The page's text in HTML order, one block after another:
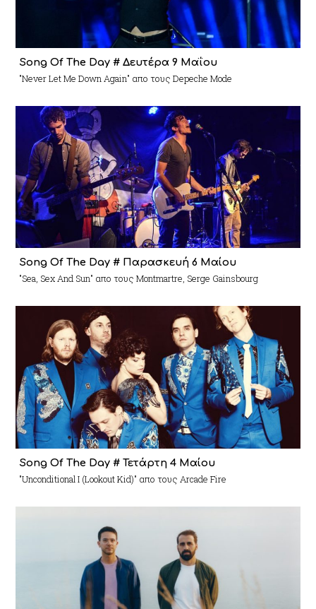
Song Of The Day # Δευτέρα 9 Μαΐου
"Never Let Me Down Again" απο τους Depeche Mode
Song Of The Day # Παρασκευή 6 Μαίου
"Sea, Sex And Sun" απο τους Montmartre, Serge Gainsbourg
Song Of The Day # Τετάρτη 4 Μαίου
"Unconditional I (Lookout Kid)" απο τους Arcade Fire